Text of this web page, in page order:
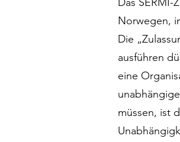
Norwegen,
Die
ausführen
eine
müssen, ist